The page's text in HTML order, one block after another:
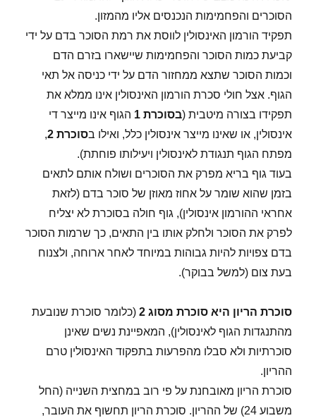
הסוכרים והפחמימות הנכנסים אליו מהמזון.
תפקיד הורמון האינסולין לווסת את רמת הסוכר בדם על ידי
קביעת כמות הסוכר והפחמימות שיישארו בזרם הדם
וכמות הסוכר שתצא ממחזור הדם על ידי כניסה אל תאי
הגוף. אצל חולי סכרת הורמון האינסולין אינו ממלא את
תפקידו בצורה מיטבית (בסוכרת 1
הגוף אינו מייצר די
אינסולין, או שאינו מייצר אינסולין כלל, ואילו בסוכרת 2 ,
מפתח הגוף תנגודת לאינסולין ויעילותו פוחתת).
בעוד גוף בריא מפרק את הסוכרים ושולח אותם לתאים
בזמן שהוא שומר על אחוז מאוזן של סוכר בדם (לזאת
אחראי ההורמון אינסולין), גוף חולה בסוכרת לא יצליח
לפרק את הסוכר ולחלק אותו בין התאים, כך שרמות הסוכר
בדם צפויות להיות גבוהות במיוחד לאחר ארוחה, ולצנוח
בעת צום (למשל בבוקר).
סוכרת הריון היא סוכרת מסוג 2
(כלומר סוכרת שנובעת
מהתנגדות הגוף לאינסולין), המאפיינת נשים שאינן
סוכרתיות ולא סבלו מהפרעות בתפקוד האינסולין טרם
ההריון.
סוכרת הריון מאובחנת על פי רוב במחצית השנייה (החל
משבוע 24) של ההריון. סוכרת הריון תחשוף את העובר,